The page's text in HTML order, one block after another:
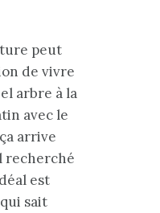
peut
de vivre
arbre à la
avec le
arrive
recherché
est
sait